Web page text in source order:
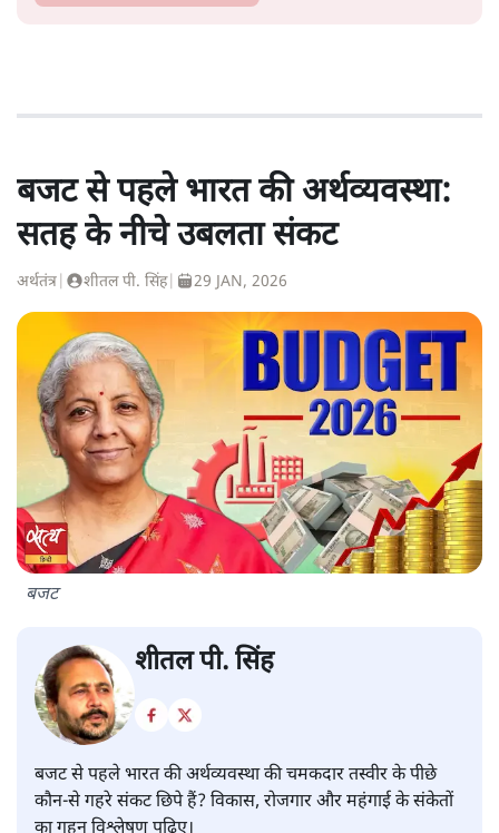
बजट से पहले भारत की अर्थव्यवस्था:
सतह के नीचे उबलता संकट
अर्थतंत्र शीतल पी. सिंह| 29 JAN, 2026
बजट
शीतल पी. सिंह
बजट से पहले भारत की अर्थव्यवस्था की चमकदार तस्वीर के पीछे
कौन-से गहरे संकट छिपे हैं? विकास, रोजगार और महंगाई के संकेतों